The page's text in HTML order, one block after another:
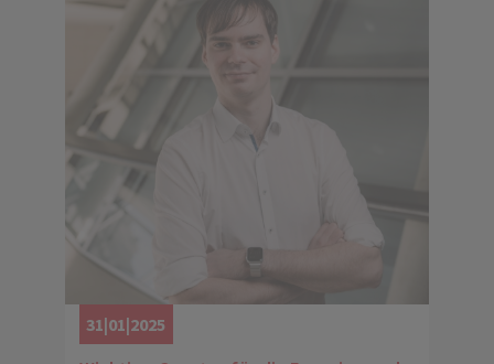
31|01|2025